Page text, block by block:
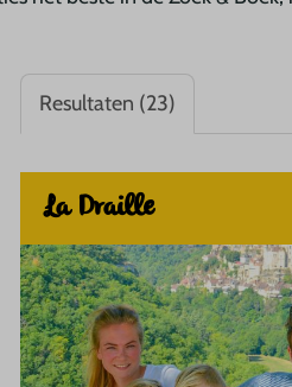
Resultaten (23)
La Draille